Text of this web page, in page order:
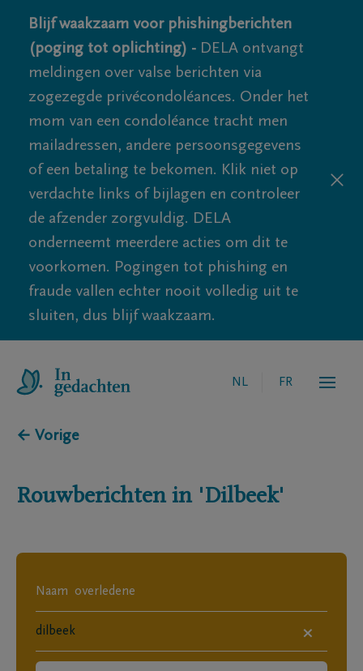
Blijf waakzaam voor phishingberichten
(poging tot oplichting) - DELA ontvangt
meldingen over valse berichten via
zogezegde privécondoléances. Onder het
mom van een condoléance tracht men
mailadressen, andere persoonsgegevens
of een betaling te bekomen. Klik niet op
verdachte links of bijlagen en controleer
de afzender zorgvuldig. DELA
onderneemt meerdere acties om dit te
voorkomen. Pogingen tot phishing en
fraude vallen echter nooit volledig uit te
sluiten, dus blijf waakzaam.
NL FR
← Vorige
Rouwberichten in 'Dilbeek'
×